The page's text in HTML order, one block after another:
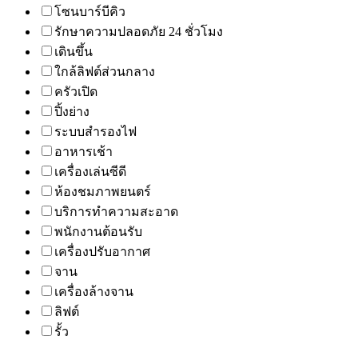
โซนบาร์บีคิว
รักษาความปลอดภัย 24 ชั่วโมง
เดินขึ้น
ใกล้ลิฟต์ส่วนกลาง
ครัวเปิด
ปิ้งย่าง
ระบบสำรองไฟ
อาหารเช้า
เครื่องเล่นซีดี
ห้องชมภาพยนตร์
บริการทำความสะอาด
พนักงานต้อนรับ
เครื่องปรับอากาศ
จาน
เครื่องล้างจาน
ลิฟต์
รั้ว